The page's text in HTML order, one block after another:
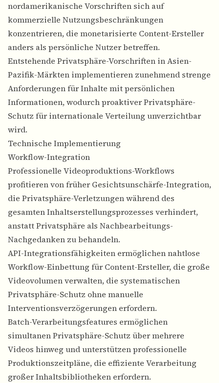
nordamerikanische Vorschriften sich auf
kommerzielle Nutzungsbeschränkungen
konzentrieren, die monetarisierte Content-Ersteller
anders als persönliche Nutzer betreffen.
Entstehende Privatsphäre-Vorschriften in Asien-
Pazifik-Märkten implementieren zunehmend strenge
Anforderungen für Inhalte mit persönlichen
Informationen, wodurch proaktiver Privatsphäre-
Schutz für internationale Verteilung unverzichtbar
wird.
Technische Implementierung
Workflow-Integration
Professionelle Videoproduktions-Workflows
profitieren von früher Gesichtsunschärfe-Integration,
die Privatsphäre-Verletzungen während des
gesamten Inhaltserstellungsprozesses verhindert,
anstatt Privatsphäre als Nachbearbeitungs-
Nachgedanken zu behandeln.
API-Integrationsfähigkeiten ermöglichen nahtlose
Workflow-Einbettung für Content-Ersteller, die große
Videovolumen verwalten, die systematischen
Privatsphäre-Schutz ohne manuelle
Interventionsverzögerungen erfordern.
Batch-Verarbeitungsfeatures ermöglichen
simultanen Privatsphäre-Schutz über mehrere
Videos hinweg und unterstützen professionelle
Produktionszeitpläne, die effiziente Verarbeitung
großer Inhaltsbibliotheken erfordern.